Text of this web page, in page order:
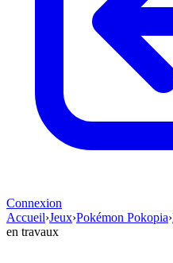
Connexion
Accueil›Jeux›Pokémon Pokopia›
en travaux